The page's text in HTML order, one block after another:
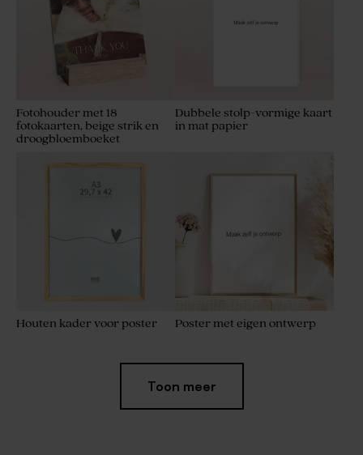
Fotohouder met 18
fotokaarten, beige strik en
droogbloemboeket
Dubbele stolp-vormige kaart
in mat papier
Houten kader voor poster Poster met eigen ontwerp
Toon meer